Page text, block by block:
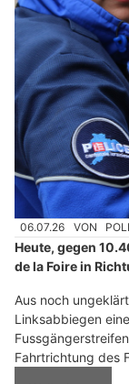
06.07.26 VON
Heute, gegen
de la Foire in
Aus noch
Linksabbiegen
Fahrtrichtung des